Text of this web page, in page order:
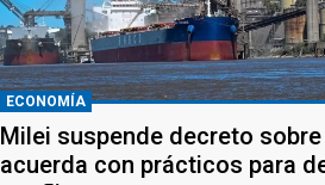
ECONOMÍA
Milei suspende decreto
acuerda con prácticos para